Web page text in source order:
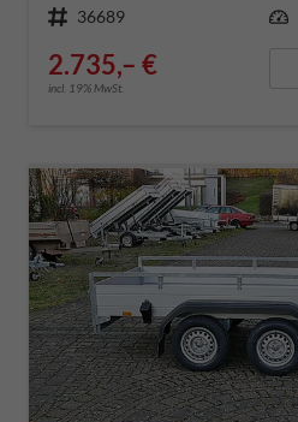
Fahrzeugnummer 36689 Leistung
2.735,– €
incl. 19% MwSt.